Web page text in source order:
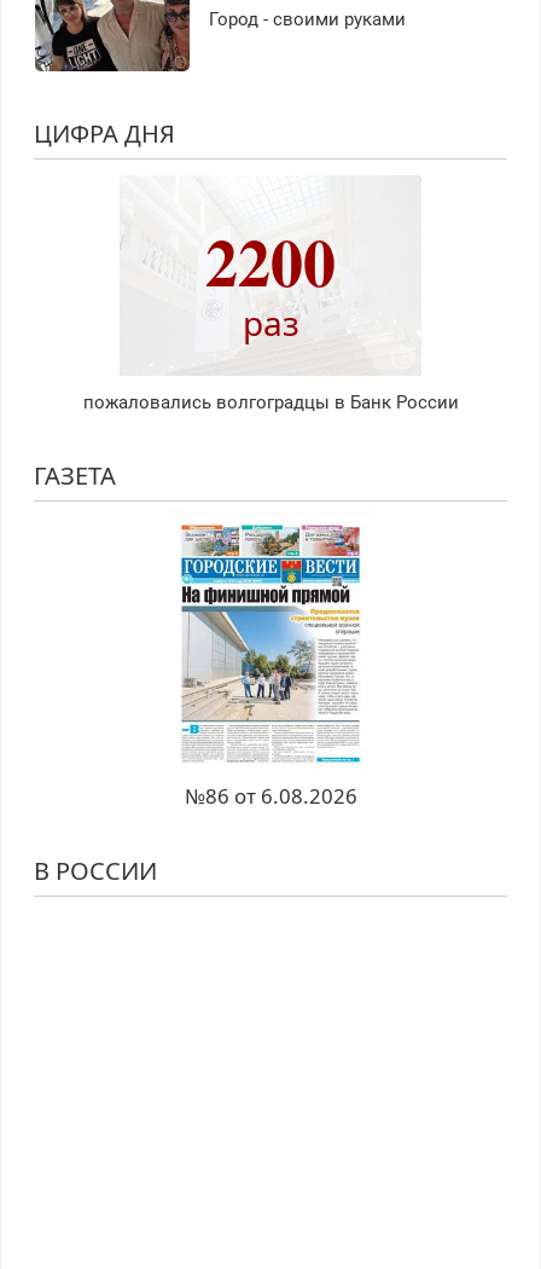
Город - своими руками
ЦИФРА ДНЯ
2200
раз
пожаловались волгоградцы в Банк России
ГАЗЕТА
№86 от 6.08.2026
В РОССИИ